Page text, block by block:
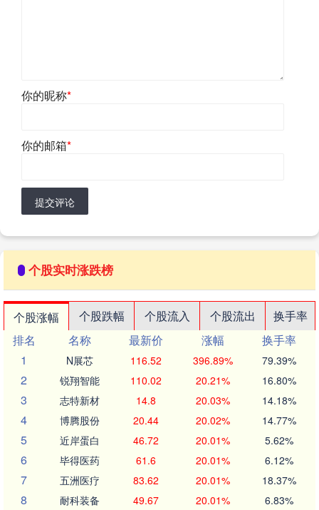
你的昵称*
你的邮箱*
提交评论
个股实时涨跌榜
个股涨幅 个股跌幅 个股流入 个股流出
换手率
排名
名称 最新价 涨幅
换手率
1
N展芯 116.52 396.89% 79.39%
2 锐翔智能 110.02 20.21% 16.80%
3 志特新材 14.8 20.03% 14.18%
4 博腾股份 20.44 20.02% 14.77%
5 近岸蛋白 46.72 20.01% 5.62%
6 毕得医药 61.6 20.01% 6.12%
7 五洲医疗 83.62 20.01% 18.37%
8 耐科装备 49.67 20.01% 6.83%